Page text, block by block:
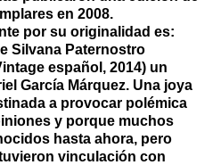
en 2008.
por su originalidad es:
Silvana Paternostro
español, 2014) un
García Márquez. Una joya
a provocar polémica
y porque muchos
hasta ahora, pero
vinculación con